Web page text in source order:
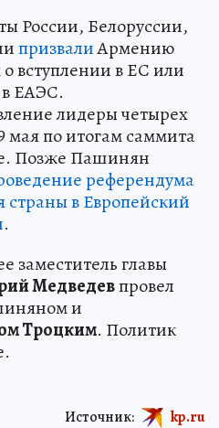
России, Белоруссии,
призвалиАрмению
вступлении в ЕС или
ЕАЭС.
лидеры четырех
мая по итогам саммита
Позже Пашинян
референдума
страны в Европейский
.
заместитель главы
Медведевпровел
и
Троцким. Политик
Источник: kp.ru